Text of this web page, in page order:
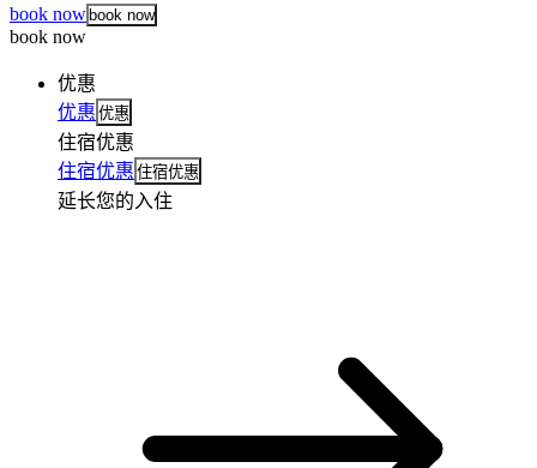
book nowbook now
book now
优惠
优惠 优惠
住宿优惠
住宿优惠 住宿优惠
延长您的入住